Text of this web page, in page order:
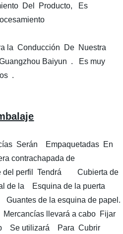
Del Producto, Es
Conducción De Nuestra
Baiyun . Es muy
.
Serán Empaquetadas En
contrachapada de
del perfil Tendrá Cubierta de
de la Esquina de la puerta
de la esquina de papel.
llevará a cabo Fijar
Se utilizará Para Cubrir